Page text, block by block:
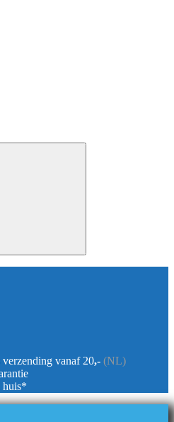
verzending vanaf 20,- (NL)
garantie
huis*